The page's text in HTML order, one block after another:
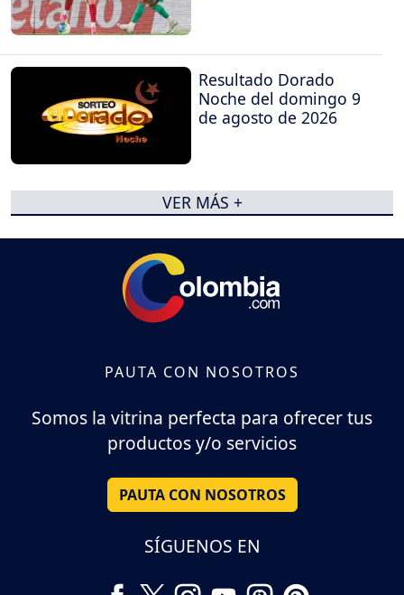
Resultado Dorado
Noche del domingo 9
de agosto de 2026
VER MÁS +
PAUTA CON NOSOTROS
Somos la vitrina perfecta para ofrecer tus
productos y/o servicios
PAUTA CON NOSOTROS
SÍGUENOS EN